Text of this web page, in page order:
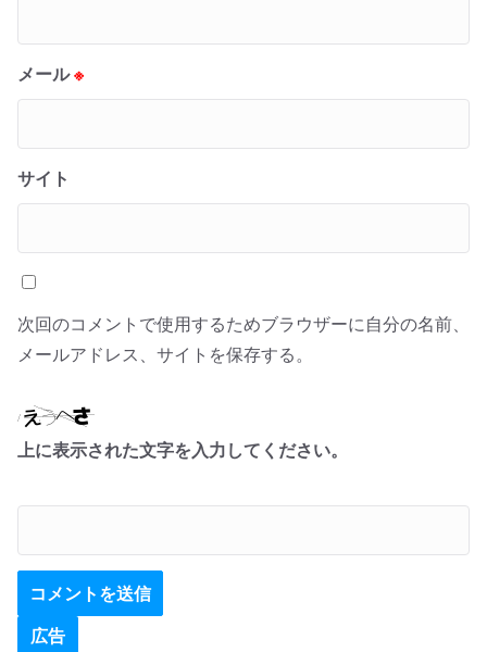
メール※
サイト
次回のコメントで使用するためブラウザーに自分の名前、
メールアドレス、サイトを保存する。
上に表示された文字を入力してください。
広告